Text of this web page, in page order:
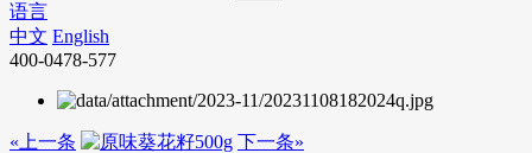
语言
中文 English
400-0478-577
«上一条 下一条»